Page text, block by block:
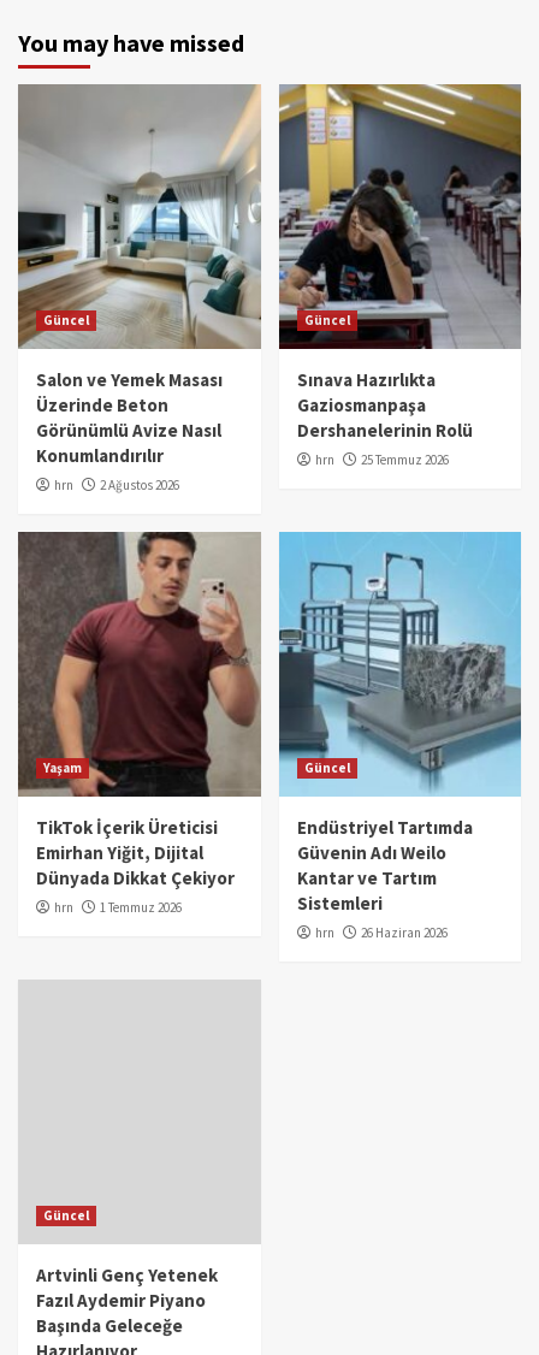
You may have missed
Güncel
Salon ve Yemek Masası
Üzerinde Beton
Görünümlü Avize Nasıl
Konumlandırılır
hrn 2 Ağustos 2026
Güncel
Sınava Hazırlıkta
Gaziosmanpaşa
Dershanelerinin Rolü
hrn 25 Temmuz 2026
Yaşam
TikTok İçerik Üreticisi
Emirhan Yiğit, Dijital
Dünyada Dikkat Çekiyor
hrn 1 Temmuz 2026
Güncel
Endüstriyel Tartımda
Güvenin Adı Weilo
Kantar ve Tartım
Sistemleri
hrn 26 Haziran 2026
Güncel
Artvinli Genç Yetenek
Fazıl Aydemir Piyano
Başında Geleceğe